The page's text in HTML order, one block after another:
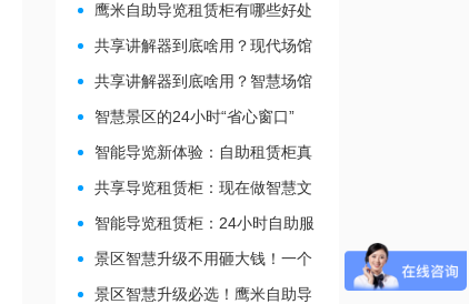
鹰米自助导览租赁柜有哪些好处
共享讲解器到底啥用？现代场馆
的“静音救星”来了！
共享讲解器到底啥用？智慧场馆
的“静音导游”了解下！
智慧景区的24小时“省心窗口”
智能导览新体验：自助租赁柜真
能重塑景区服务？
共享导览租赁柜：现在做智慧文
旅都得配
智能导览租赁柜：24小时自助服
务，省心还增收
景区智慧升级不用砸大钱！一个
自助导览租赁柜就够了
景区智慧升级必选！鹰米自助导